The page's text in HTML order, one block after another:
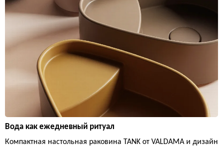
Вода как ежедневный ритуал
Компактная настольная раковина TANK от VALDAMA и дизайн